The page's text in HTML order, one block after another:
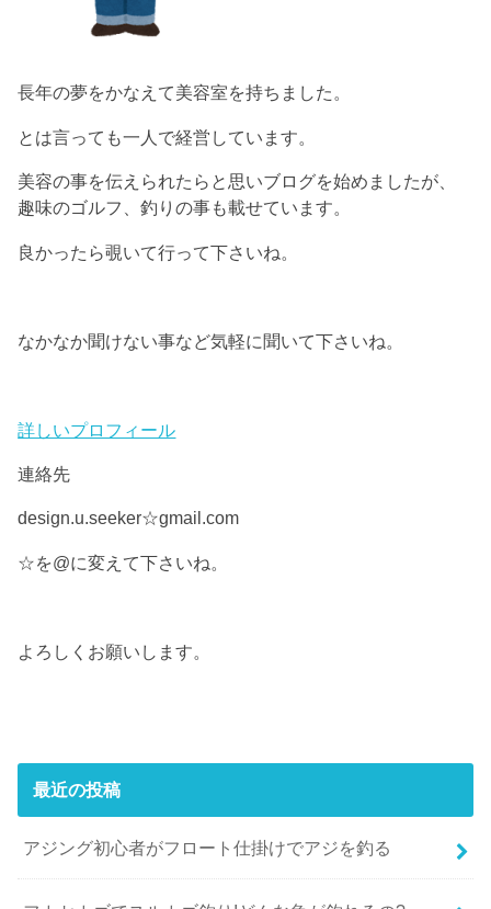
長年の夢をかなえて美容室を持ちました。
とは言っても一人で経営しています。
美容の事を伝えられたらと思いブログを始めましたが、
趣味のゴルフ、釣りの事も載せています。
良かったら覗いて行って下さいね。
なかなか聞けない事など気軽に聞いて下さいね。
詳しいプロフィール
連絡先
design.u.seeker☆gmail.com
☆を@に変えて下さいね。
よろしくお願いします。
最近の投稿
アジング初心者がフロート仕掛けでアジを釣る